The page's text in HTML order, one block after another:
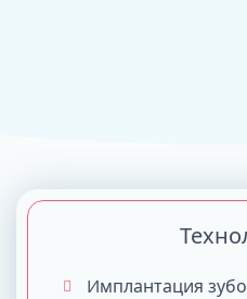
Имплантация